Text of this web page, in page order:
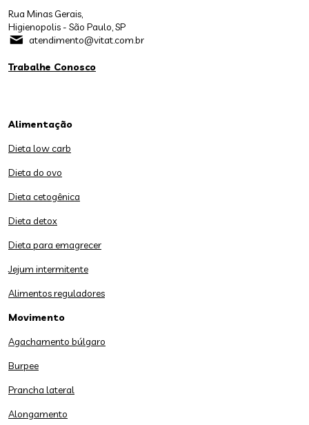
Rua Minas Gerais,
Higienopolis - São Paulo, SP
atendimento@vitat.com.br
Trabalhe Conosco
Alimentação
Dieta low carb
Dieta do ovo
Dieta cetogênica
Dieta detox
Dieta para emagrecer
Jejum intermitente
Alimentos reguladores
Movimento
Agachamento búlgaro
Burpee
Prancha lateral
Alongamento